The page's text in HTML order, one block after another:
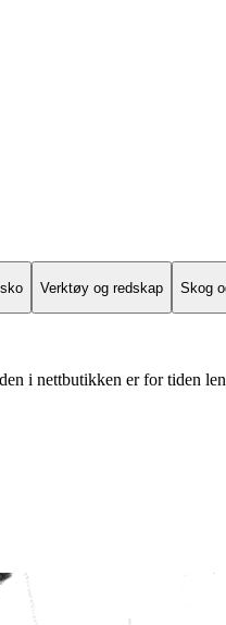
Verktøy og redskap Skog
i nettbutikken er for tiden